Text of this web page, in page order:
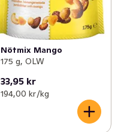
Nötmix Mango
175 g, OLW
33,95 kr
194,00 kr /kg